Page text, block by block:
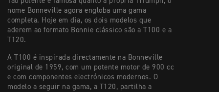
nome Bonneville agora engloba uma gama
completa. Hoje em dia, os dois modelos que
aderem ao formato Bonnie clássico são a T100 e a
T120.
A T100 é inspirada directamente na Bonneville
original de 1959, com um potente motor de 900 cc
e com componentes electrónicos modernos. O
modelo a seguir na gama, a T120, partilha a